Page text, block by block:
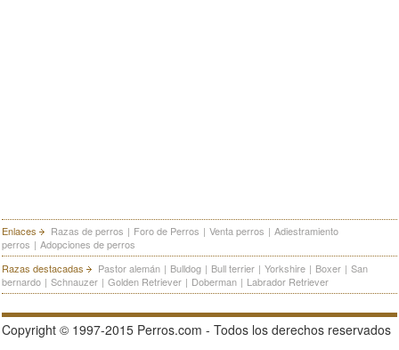
Enlaces Razas de perros | Foro de Perros | Venta perros | Adiestramiento
perros | Adopciones de perros
Razas destacadas
Pastor alemán | Bulldog | Bull terrier | Yorkshire | Boxer | San
bernardo | Schnauzer | Golden Retriever | Doberman | Labrador Retriever
Copyright © 1997-2015 Perros.com - Todos los derechos reservados